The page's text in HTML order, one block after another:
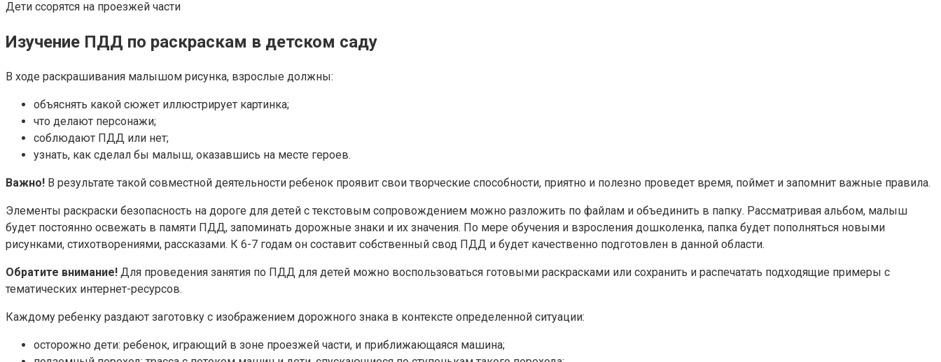
Дети ссорятся на проезжей части
Изучение ПДД по раскраскам в детском саду
В ходе раскрашивания малышом рисунка, взрослые должны:
объяснять какой сюжет иллюстрирует картинка;
что делают персонажи;
соблюдают ПДД или нет;
узнать, как сделал бы малыш, оказавшись на месте героев.
Важно! В результате такой совместной деятельности ребенок проявит свои творческие способности, приятно и полезно проведет время, поймет и запомнит важные правила.
Элементы раскраски безопасность на дороге для детей с текстовым сопровождением можно разложить по файлам и объединить в папку. Рассматривая альбом, малыш
будет постоянно освежать в памяти ПДД, запоминать дорожные знаки и их значения. По мере обучения и взросления дошколенка, папка будет пополняться новыми
рисунками, стихотворениями, рассказами. К 6-7 годам он составит собственный свод ПДД и будет качественно подготовлен в данной области.
Обратите внимание! Для проведения занятия по ПДД для детей можно воспользоваться готовыми раскрасками или сохранить и распечатать подходящие примеры с
тематических интернет-ресурсов.
Каждому ребенку раздают заготовку с изображением дорожного знака в контексте определенной ситуации:
осторожно дети: ребенок, играющий в зоне проезжей части, и приближающаяся машина;